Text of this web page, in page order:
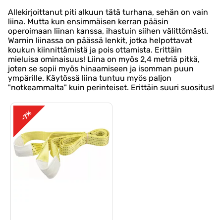
Allekirjoittanut piti alkuun tätä turhana, sehän on vain
liina. Mutta kun ensimmäisen kerran pääsin
operoimaan liinan kanssa, ihastuin siihen välittömästi.
Warnin liinassa on päässä lenkit, jotka helpottavat
koukun kiinnittämistä ja pois ottamista. Erittäin
mieluisa ominaisuus! Liina on myös 2,4 metriä pitkä,
joten se sopii myös hinaamiseen ja isomman puun
ympärille. Käytössä liina tuntuu myös paljon
"notkeammalta" kuin perinteiset. Erittäin suuri suositus!
-7%